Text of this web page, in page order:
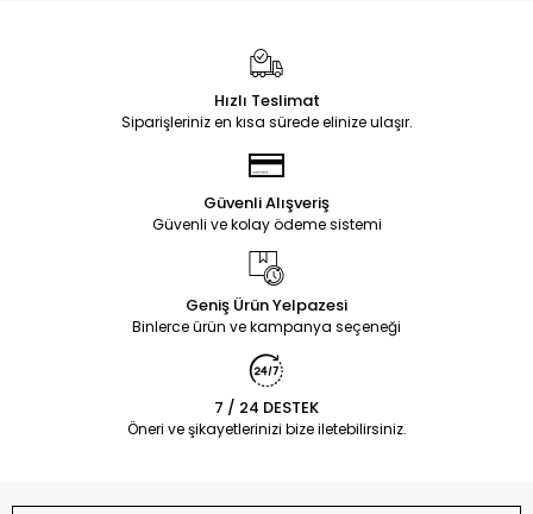
Hızlı Teslimat
Siparişleriniz en kısa sürede elinize ulaşır.
Güvenli Alışveriş
Güvenli ve kolay ödeme sistemi
Geniş Ürün Yelpazesi
Binlerce ürün ve kampanya seçeneği
7 / 24 DESTEK
Öneri ve şikayetlerinizi bize iletebilirsiniz.